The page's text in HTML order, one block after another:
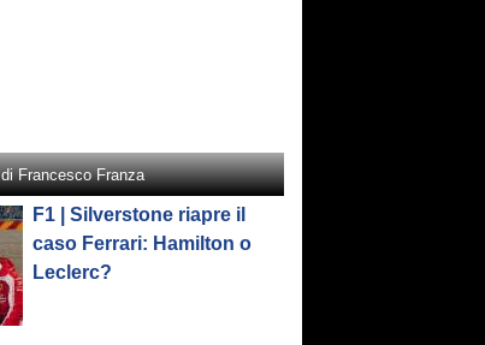
di Francesco Franza
F1 | Silverstone riapre il
caso Ferrari: Hamilton o
Leclerc?